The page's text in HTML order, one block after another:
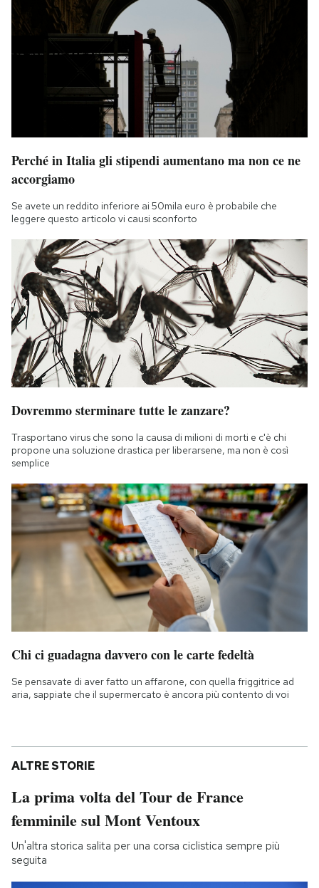
Perché in Italia gli stipendi aumentano ma non ce ne
accorgiamo
Se avete un reddito inferiore ai 50mila euro è probabile che
leggere questo articolo vi causi sconforto
Dovremmo sterminare tutte le zanzare?
Trasportano virus che sono la causa di milioni di morti e c'è chi
propone una soluzione drastica per liberarsene, ma non è così
semplice
Chi ci guadagna davvero con le carte fedeltà
Se pensavate di aver fatto un affarone, con quella friggitrice ad
aria, sappiate che il supermercato è ancora più contento di voi
ALTRE STORIE
La prima volta del Tour de France
femminile sul Mont Ventoux
Un'altra storica salita per una corsa ciclistica sempre più
seguita